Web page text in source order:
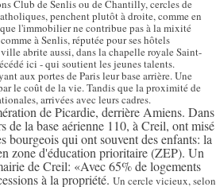
Club de Senlis ou de Chantilly, cercles de
penchent plutôt à droite, comme en
l'immobilier ne contribue pas à la mixité
à Senlis, réputée pour ses hôtels
abrite aussi, dans la chapelle royale Saint-
ici - qui soutient les jeunes talents.
aux portes de Paris leur base arrière. Une
le coût de la vie. Tandis que la proximité de
arrivées avec leurs cadres.
de Picardie, derrière Amiens. Dans
de la base aérienne 110, à Creil, ont misé
qui ont souvent des enfants: la
zone d'éducation prioritaire (ZEP). Un
de Creil: «Avec 65% de logements
à la propriété. Un cercle vicieux, selon